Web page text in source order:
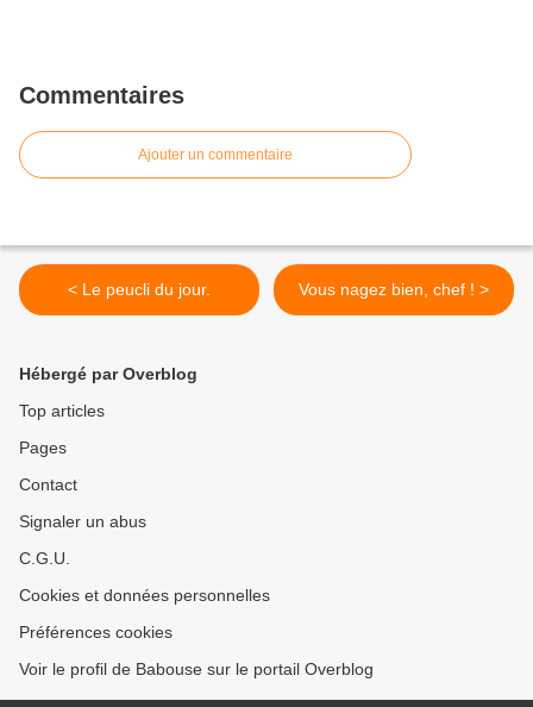
Commentaires
Ajouter un commentaire
< Le peucli du jour. Vous nagez bien, chef ! >
Hébergé par Overblog
Top articles
Pages
Contact
Signaler un abus
C.G.U.
Cookies et données personnelles
Préférences cookies
Voir le profil de Babouse sur le portail Overblog